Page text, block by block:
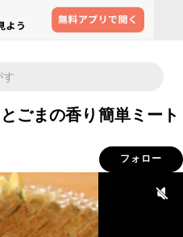
ごまの香り簡単ミート
フォロー